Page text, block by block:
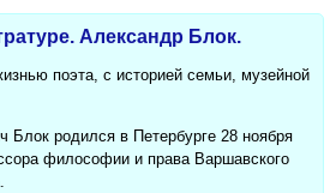
Александр Блок.
поэта, с историей семьи, музейной
Блок родился в Петербурге 28 ноября
философии и права Варшавского